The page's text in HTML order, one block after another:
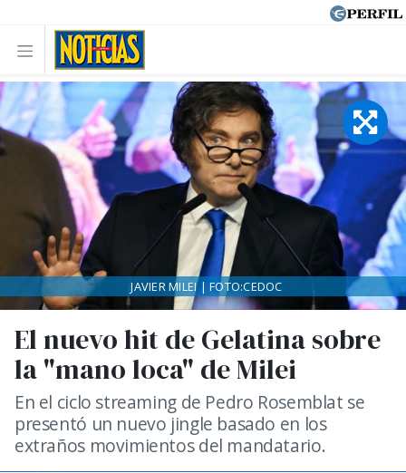
El nuevo hit de Gelatina sobre
la "mano loca" de Milei
En el ciclo streaming de Pedro Rosemblat se
presentó un nuevo jingle basado en los
extraños movimientos del mandatario.
JAVIER MILEI | FOTO:CEDOC